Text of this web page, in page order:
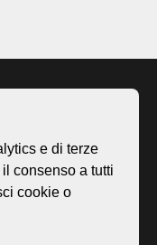
e di terze
consenso a tutti
cookie o